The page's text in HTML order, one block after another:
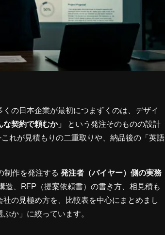
の日本企業が最初につまずくのは、デザイ
な契約で頼むか」
という発注そのものの設計
れが見積もりの二重取りや、納品後の「英語
制作を発注する 発注者（バイヤー）側の実務
造、RFP（提案依頼書）の書き方、相見積も
の見極め方を、比較表を中心にまとめまし
か」に絞っています。